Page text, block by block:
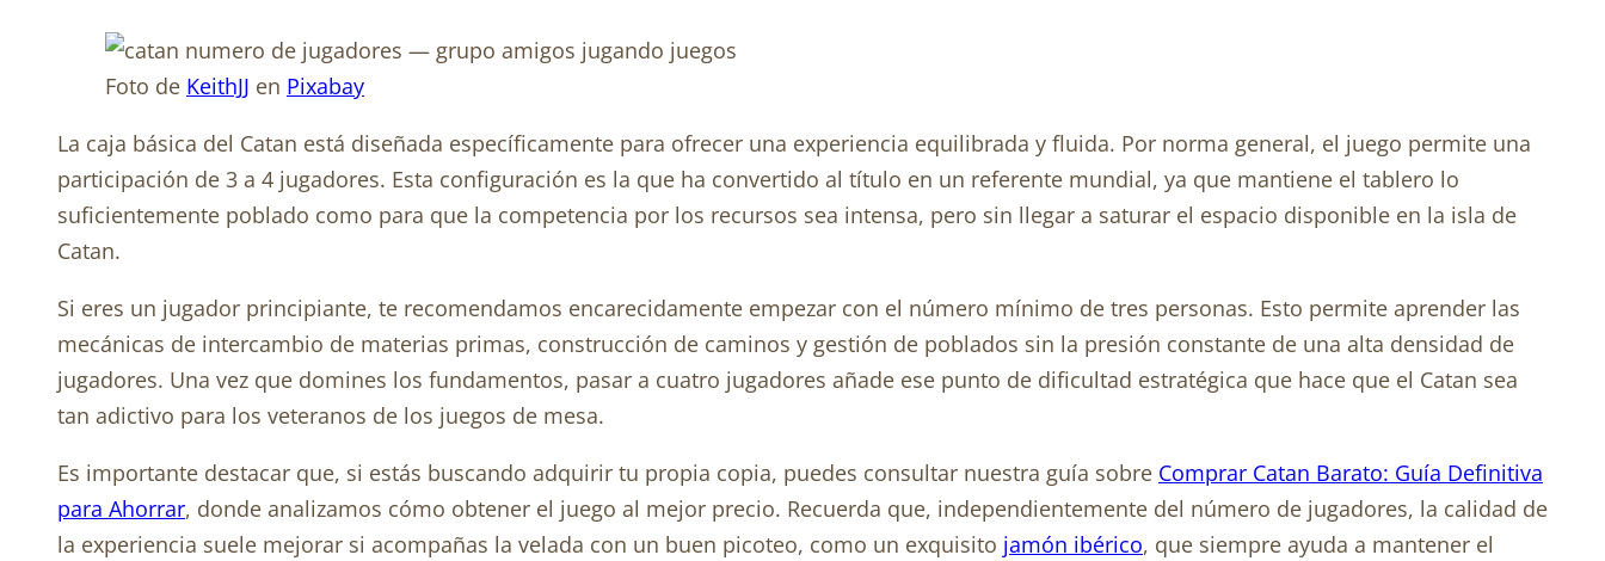
Foto de KeithJJ en Pixabay
La caja básica del Catan está diseñada específicamente para ofrecer una experiencia equilibrada y fluida. Por norma general, el juego permite una
participación de 3 a 4 jugadores. Esta configuración es la que ha convertido al título en un referente mundial, ya que mantiene el tablero lo
suficientemente poblado como para que la competencia por los recursos sea intensa, pero sin llegar a saturar el espacio disponible en la isla de
Catan.
Si eres un jugador principiante, te recomendamos encarecidamente empezar con el número mínimo de tres personas. Esto permite aprender las
mecánicas de intercambio de materias primas, construcción de caminos y gestión de poblados sin la presión constante de una alta densidad de
jugadores. Una vez que domines los fundamentos, pasar a cuatro jugadores añade ese punto de dificultad estratégica que hace que el Catan sea
tan adictivo para los veteranos de los juegos de mesa.
Es importante destacar que, si estás buscando adquirir tu propia copia, puedes consultar nuestra guía sobre Comprar Catan Barato: Guía Definitiva
para Ahorrar, donde analizamos cómo obtener el juego al mejor precio. Recuerda que, independientemente del número de jugadores, la calidad de
la experiencia suele mejorar si acompañas la velada con un buen picoteo, como un exquisito jamón ibérico, que siempre ayuda a mantener el